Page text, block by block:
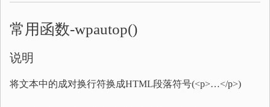
常用函数-wpautop()
说明
将文本中的成对换行符换成HTML段落符号(<p>…</p>)